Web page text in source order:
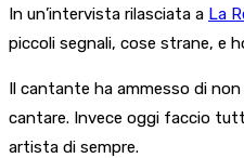
In un’intervista rilasciata a La
piccoli segnali, cose strane, e
Il cantante ha ammesso di
cantare. Invece oggi faccio
artista di sempre.